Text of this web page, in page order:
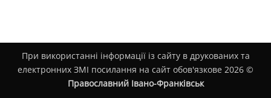
При використанні інформації із сайту в друкованих та
електронних ЗМІ посилання на сайт обов'язкове 2026 ©
Православний Івано-Франківськ